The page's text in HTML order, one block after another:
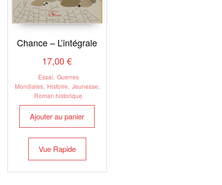
Chance – L’intégrale
17,00€
Essai, Guerres
Mondiales, Histoire, Jeunesse,
Roman historique
Ajouter au panier
Vue Rapide